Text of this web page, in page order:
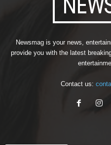
Newsmag is your news,
provide you with the latest
Contact us: